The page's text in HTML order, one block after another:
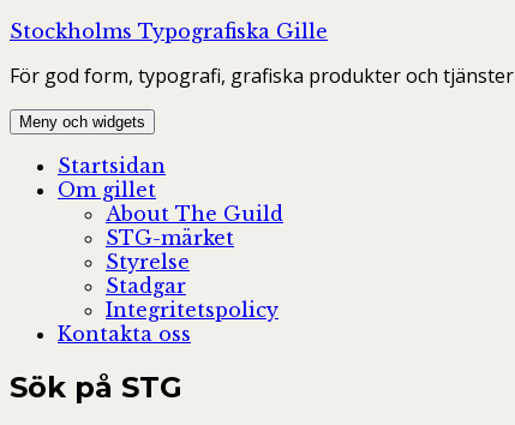
Hoppa
innehåll
Stockholms Typografiska Gille
För god form, typografi, grafiska produkter och tjänster
Meny och widgets
Startsidan
Om gillet
About The Guild
STG-märket
Styrelse
Stadgar
Integritetspolicy
Kontakta oss
Sök på STG